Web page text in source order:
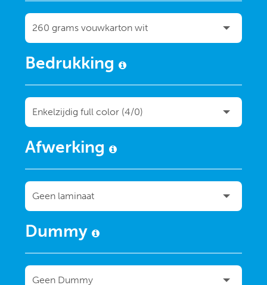
Bedrukking
Afwerking
Dummy